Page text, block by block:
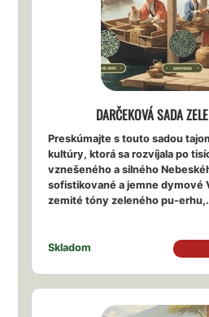
DARČEKOVÁ SADA
Preskúmajte s touto sadou
kultúry, ktorá sa rozvíjala po
vznešeného a silného
sofistikované a jemne dymové
zemité tóny zeleného pu-
Skladom